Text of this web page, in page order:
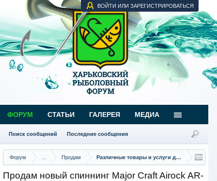
ВОЙТИ ИЛИ ЗАРЕГИСТРИРОВАТЬСЯ
Форум Продам Различные товары и услуги для рыбаков
Продам новый спиннинг Major Craft Airock AR-
ФОРУМ
Поиск сообщений Последние сообщения
СТАТЬИ ГАЛЕРЕЯ МЕДИА